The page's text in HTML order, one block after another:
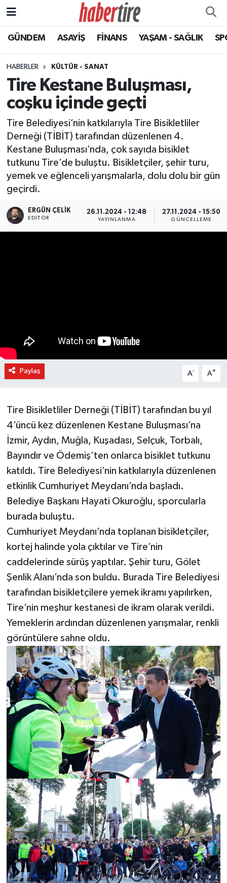
GÜNDEM ASAYİŞ FİNANS YAŞAM - SAĞLIK
HABERLER KÜLTÜR - SANAT
Tire Kestane Buluşması,
coşku içinde geçti
Tire Belediyesi’nin katkılarıyla Tire Bisikletliler
Derneği (TİBİT) tarafından düzenlenen 4.
Kestane Buluşması’nda, çok sayıda bisiklet
tutkunu Tire’de buluştu. Bisikletçiler, şehir turu,
yemek ve eğlenceli yarışmalarla, dolu dolu bir gün
geçirdi.
ERGÜN ÇELIK
EDITÖR
26.11.2024 - 12:48
YAYINLANMA
27.11.2024 - 15:50
GÜNCELLEME
Paylaş A- A+
Tire Bisikletliler Derneği (TİBİT) tarafından bu yıl
4’üncü kez düzenlenen Kestane Buluşması’na
İzmir, Aydın, Muğla, Kuşadası, Selçuk, Torbalı,
Bayındır ve Ödemiş’ten onlarca bisiklet tutkunu
katıldı. Tire Belediyesi’nin katkılarıyla düzenlenen
etkinlik Cumhuriyet Meydanı’nda başladı.
Belediye Başkanı Hayati Okuroğlu, sporcularla
burada buluştu.
Cumhuriyet Meydanı’nda toplanan bisikletçiler,
kortej halinde yola çıktılar ve Tire’nin
caddelerinde sürüş yaptılar. Şehir turu, Gölet
Şenlik Alanı’nda son buldu. Burada Tire Belediyesi
tarafından bisikletçilere yemek ikramı yapılırken,
Tire’nin meşhur kestanesi de ikram olarak verildi.
Yemeklerin ardından düzenlenen yarışmalar, renkli
görüntülere sahne oldu.
Tire Nöbetçi Eczaneler
Tire Hava Durumu
Tire Trafik Yoğunluk Haritası
Tüm Manşetler
Son Dakika Haberleri
Haber Arşivi